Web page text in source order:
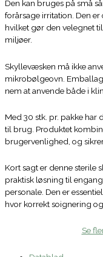
Den kan bruges på små
forårsage irritation. Den
hvilket gør den velegnet
miljøer.
Skyllevæsken må ikke
mikrobølgeovn.
nem at anvende både i
Med 30 stk. pr. pakke
til brug. Produktet
brugervenlighed, og
Kort sagt er denne sterile
praktisk løsning til
personale. Den er
hvor korrekt soignering
Se